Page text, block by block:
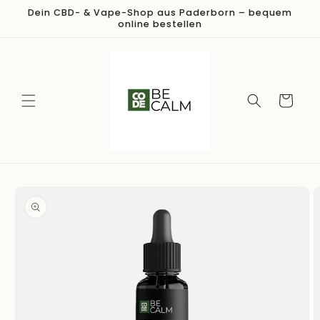
zum
Dein CBD- & Vape-Shop aus Paderborn – bequem
online bestellen
Warenkorb